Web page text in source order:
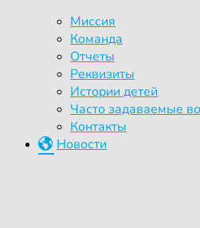
Миссия
Команда
Отчеты
Реквизиты
Истории детей
Часто задаваемые
Контакты
Новости